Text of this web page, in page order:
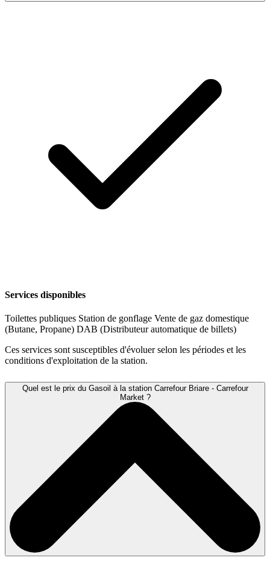
Services disponibles
Toilettes publiques Station de gonflage Vente de gaz domestique
(Butane, Propane) DAB (Distributeur automatique de billets)
Ces services sont susceptibles d'évoluer selon les périodes et les
conditions d'exploitation de la station.
Quel est le prix du Gasoil à la station Carrefour Briare - Carrefour
Market ?